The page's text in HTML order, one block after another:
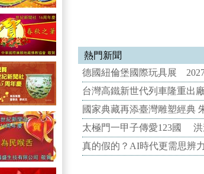
熱門新聞
德國紐倫堡國際玩具展
台灣高鐵新世代列車隆重出
國家典藏再添臺灣雕塑經典
太極門一甲子傳愛123國 洪
真的假的？AI時代更需思辨